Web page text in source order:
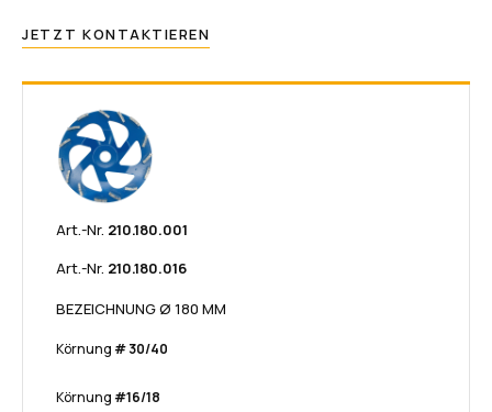
JETZT KONTAKTIEREN
Art.-Nr. 210.180.001
Art.-Nr. 210.180.016
BEZEICHNUNG Ø 180 MM
Körnung # 30/40
Körnung #16/18